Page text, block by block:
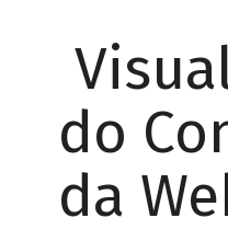
do
da